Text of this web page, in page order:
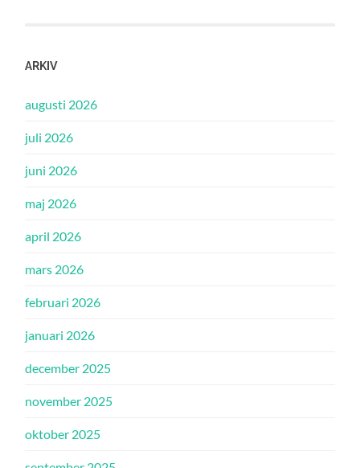
ARKIV
augusti 2026
juli 2026
juni 2026
maj 2026
april 2026
mars 2026
februari 2026
januari 2026
december 2025
november 2025
oktober 2025